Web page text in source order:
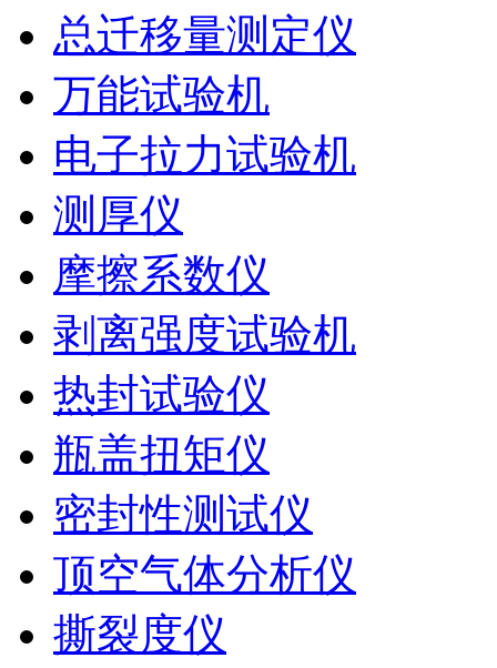
总迁移量测定仪
万能试验机
电子拉力试验机
测厚仪
摩擦系数仪
剥离强度试验机
热封试验仪
瓶盖扭矩仪
密封性测试仪
顶空气体分析仪
撕裂度仪